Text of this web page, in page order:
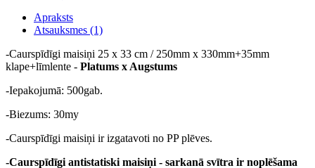
Apraksts
Atsauksmes (1)
-Caurspīdīgi maisiņi 25 x 33 cm / 250mm x 330mm+35mm
klape+līmlente - Platums x Augstums
-Iepakojumā: 500gab.
-Biezums: 30my
-Caurspīdīgi maisiņi ir izgatavoti no PP plēves.
-Caurspīdīgi antistatiski maisiņi - sarkanā svītra ir noplēšama